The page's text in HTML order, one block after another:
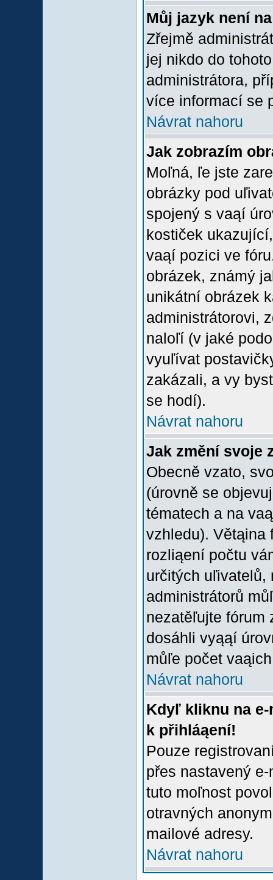
Můj jazyk není
Zřejmě
jej nikdo do
administrátora,
více informací se
Návrat nahoru
Jak zobrazím
Moľná, ľe jste
obrázky pod
spojený s vaąí
kostiček
vaąí pozici ve
obrázek, známý
unikátní obrázek
administrátorovi,
naloľí (v jaké
vyuľívat
zakázali, a vy
se hodí).
Návrat nahoru
Jak změní svoje
Obecně vzato,
(úrovně se
tématech a na
vzhledu). Větąina
rozliąení počtu
určitých uľivatelů,
administrátorů
nezatěľujte fórum
dosáhli vyąąí
můľe počet
Návrat nahoru
Kdyľ kliknu na
k přihláąení!
Pouze
přes nastavený
tuto moľnost
otravných
mailové adresy.
Návrat nahoru